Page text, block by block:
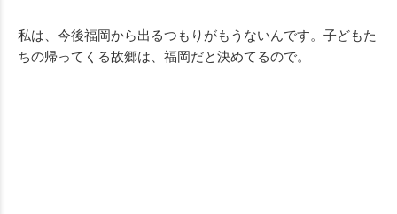
私は、今後福岡から出るつもりがもうないんです。子どもた
ちの帰ってくる故郷は、福岡だと決めてるので。